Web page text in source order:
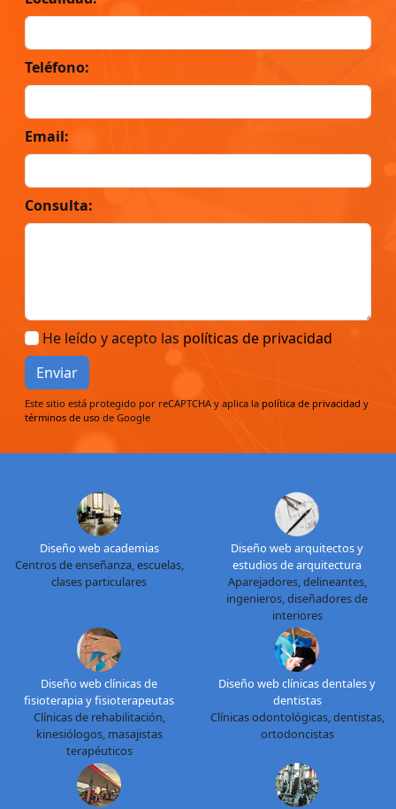
Teléfono:
Email:
Consulta:
He leído y acepto las políticas de privacidad
Enviar
Este sitio está protegido por reCAPTCHA y aplica la política de privacidad y
términos de uso de Google
Diseño web academias
Centros de enseñanza, escuelas,
clases particulares
Diseño web arquitectos y
estudios de arquitectura
Aparejadores, delineantes,
ingenieros, diseñadores de
interiores
Diseño web clínicas de
fisioterapia y fisioterapeutas
Clínicas de rehabilitación,
kinesiólogos, masajistas
terapéuticos
Diseño web clínicas dentales y
dentistas
Clínicas odontológicas, dentistas,
ortodoncistas